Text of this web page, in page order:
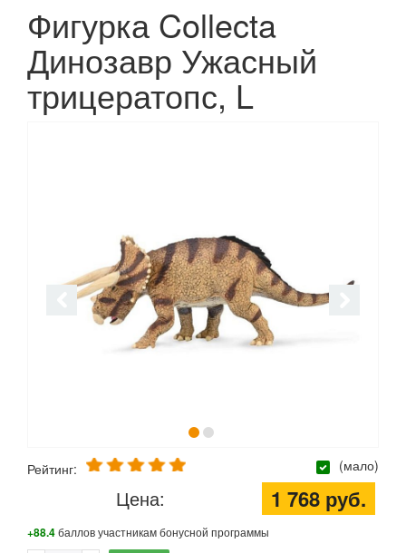
Фигурка Collecta
Динозавр Ужасный
трицератопс, L
Рейтинг: (мало)
Цена: 1 768 руб.
+88.4баллов участникам бонусной программы